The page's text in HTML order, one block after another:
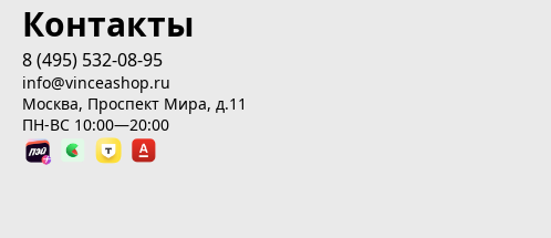
Контакты
8 (495) 532-08-95
info@vinceashop.ru
Москва, Проспект Мира, д.11
ПН-ВС 10:00—20:00